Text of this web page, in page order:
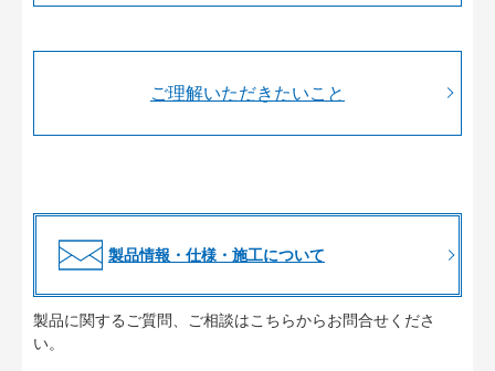
ご理解いただきたいこと
製品情報・仕様・施工について
製品に関するご質問、ご相談はこちらからお問合せくださ
い。